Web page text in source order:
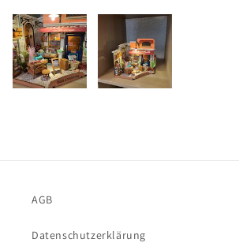
AGB
Datenschutzerklärung